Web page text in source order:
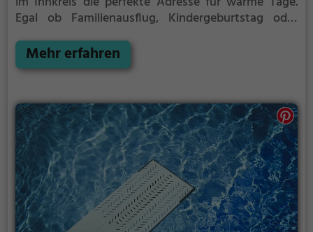
Egal ob Familienausflug, Kindergeburtstag oder
Innkreis kommt jeder auf seine Kosten. Bei gutem
Wetter kann die Freibadsaison im Freibad Ried im
hierzu findest du auf der Website.
Mehr erfahren